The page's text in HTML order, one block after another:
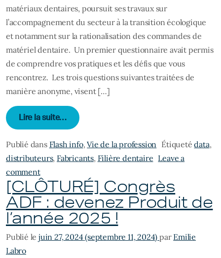
matériaux dentaires, poursuit ses travaux sur
l’accompagnement du secteur à la transition écologique
et notamment sur la rationalisation des commandes de
matériel dentaire. Un premier questionnaire avait permis
de comprendre vos pratiques et les défis que vous
rencontrez. Les trois questions suivantes traitées de
manière anonyme, visent […]
Lire la suite…from Chirurgiens-dentistes, assistantes
Publié dans Flash info,Vie de la profession Étiquetédata,
distributeurs, Fabricants, Filière dentaire Leave a
commenton Chirurgiens-dentistes, assistantes dentaires :
[CLÔTURÉ] Congrès
ADF : devenez Produit de
l’année 2025 !
Publié le juin 27, 2024(septembre 11, 2024)par Emilie
Labro